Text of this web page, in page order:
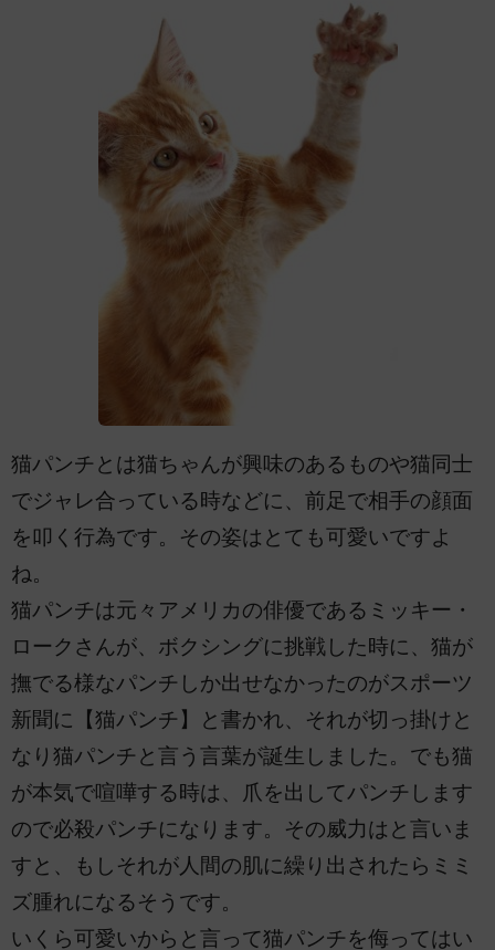
猫パンチとは猫ちゃんが興味のあるものや猫同士
でジャレ合っている時などに、前足で相手の顔面
を叩く行為です。その姿はとても可愛いですよ
ね。
猫パンチは元々アメリカの俳優であるミッキー・
ロークさんが、ボクシングに挑戦した時に、猫が
撫でる様なパンチしか出せなかったのがスポーツ
新聞に【猫パンチ】と書かれ、それが切っ掛けと
なり猫パンチと言う言葉が誕生しました。でも猫
が本気で喧嘩する時は、爪を出してパンチします
ので必殺パンチになります。その威力はと言いま
すと、もしそれが人間の肌に繰り出されたらミミ
ズ腫れになるそうです。
いくら可愛いからと言って猫パンチを侮ってはい